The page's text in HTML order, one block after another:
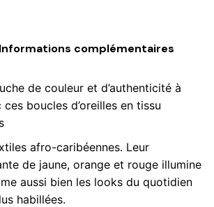
Informations complémentaires
de couleur et d’authenticité à
boucles d’oreilles en tissu
afro-caribéennes. Leur
de jaune, orange et rouge illumine
aussi bien les looks du quotidien
habillées.